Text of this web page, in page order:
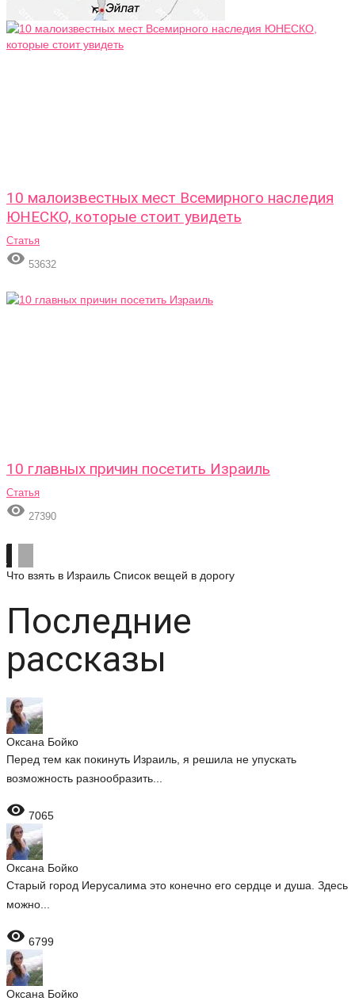
10 малоизвестных мест Всемирного наследия
ЮНЕСКО, которые стоит увидеть
Статья
 53632
10 главных причин посетить Израиль
Статья
 27390
Что взять в Израиль Список вещей в дорогу
Последние
рассказы
Оксана Бойко
Перед тем как покинуть Израиль, я решила не упускать
возможность разнообразить...
 7065
Оксана Бойко
Старый город Иерусалима это конечно его сердце и душа. Здесь
можно...
 6799
Оксана Бойко